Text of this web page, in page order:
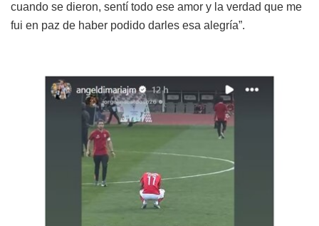
cuando se dieron, sentí todo ese amor y la verdad que me
fui en paz de haber podido darles esa alegría”.